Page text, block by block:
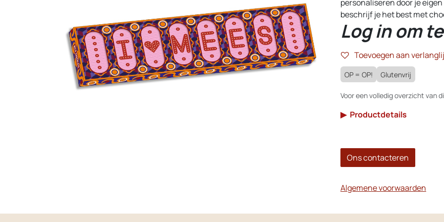
personaliseren door je
beschrijf je het best met
Log in om
Toevoegen aan
OP = OP! Glutenvrij
Voor een volledig overzicht van
▶ Productdetails
Ons contacteren
Algemene voorwaarden